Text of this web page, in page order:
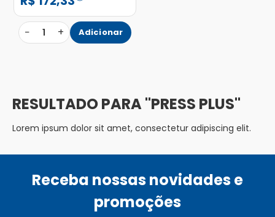
− 1 + Adicionar
PRESS PLUS
Lorem ipsum dolor sit amet, consectetur adipiscing elit.
Receba nossas novidades e
promoções